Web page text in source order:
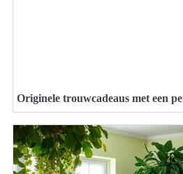
Originele trouwcadeaus met een